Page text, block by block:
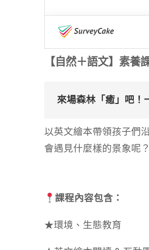
【自然＋語文】素養
來場森林「癒」吧！
以英文繪本帶領孩子們
會遇見什麼樣的景象呢？
課程內容包含：
★環境、生態教育